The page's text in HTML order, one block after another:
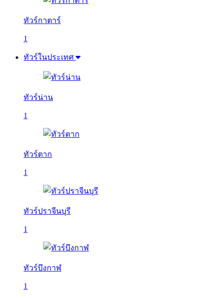
ทัวร์กาตาร์
1
ทัวร์ในประเทศ
ทัวร์น่าน
1
ทัวร์ตาก
1
ทัวร์ปราจีนบุรี
1
ทัวร์บึงกาฬ
1